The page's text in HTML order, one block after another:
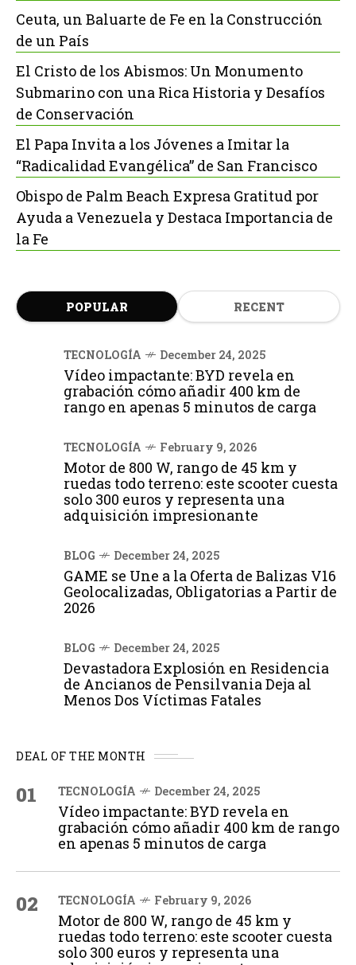
Ceuta, un Baluarte de Fe en la Construcción
de un País
El Cristo de los Abismos: Un Monumento
Submarino con una Rica Historia y Desafíos
de Conservación
El Papa Invita a los Jóvenes a Imitar la
“Radicalidad Evangélica” de San Francisco
Obispo de Palm Beach Expresa Gratitud por
Ayuda a Venezuela y Destaca Importancia de
la Fe
POPULAR RECENT
TECNOLOGÍA December 24, 2025
Vídeo impactante: BYD revela en
grabación cómo añadir 400 km de
rango en apenas 5 minutos de carga
TECNOLOGÍA February 9, 2026
Motor de 800 W, rango de 45 km y
ruedas todo terreno: este scooter cuesta
solo 300 euros y representa una
adquisición impresionante
BLOG December 24, 2025
GAME se Une a la Oferta de Balizas V16
Geolocalizadas, Obligatorias a Partir de
2026
BLOG December 24, 2025
Devastadora Explosión en Residencia
de Ancianos de Pensilvania Deja al
Menos Dos Víctimas Fatales
DEAL OF THE MONTH
01 TECNOLOGÍA December 24, 2025
Vídeo impactante: BYD revela en
grabación cómo añadir 400 km de rango
en apenas 5 minutos de carga
02 TECNOLOGÍA February 9, 2026
Motor de 800 W, rango de 45 km y
ruedas todo terreno: este scooter cuesta
solo 300 euros y representa una